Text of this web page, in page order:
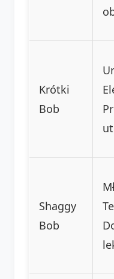
Krótki
Bob
Shaggy
Bob